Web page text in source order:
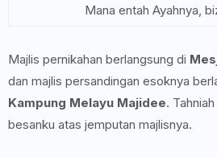
Mana entah Ayahnya,
Majlis pernikahan berlangsung di
dan majlis persandingan esoknya
Kampung Melayu Majidee.
besanku atas jemputan majlisnya.